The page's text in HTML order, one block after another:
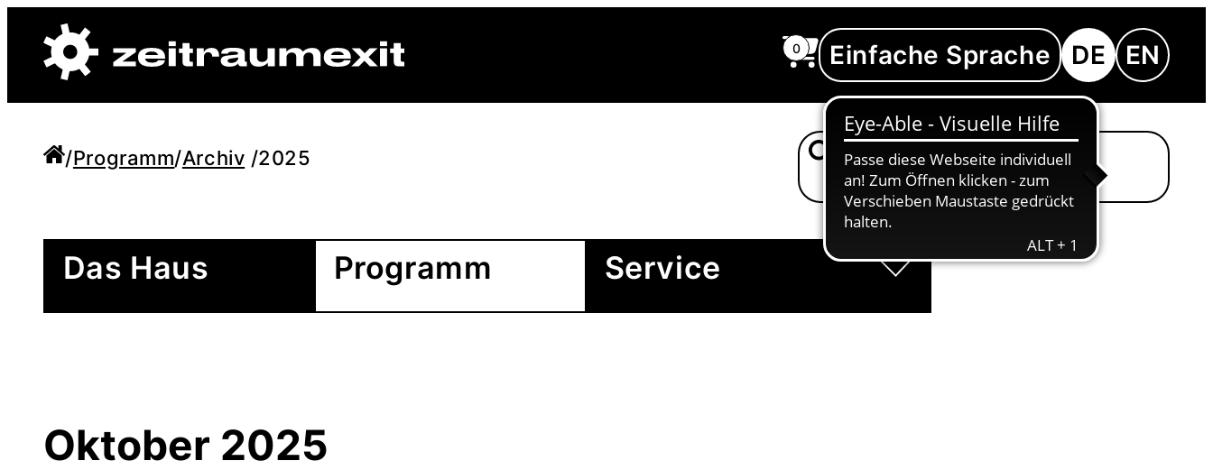
0 Einfache Sprache DE EN
/Programm/Archiv /2025
Das Haus Programm Service
Oktober 2025